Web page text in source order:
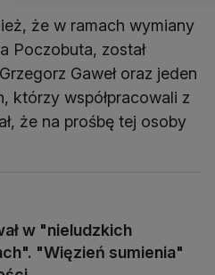
że w ramach wymiany
Poczobuta, został
Gaweł oraz jeden
którzy współpracowali z
że na prośbę tej osoby
w "nieludzkich
"Więzień sumienia"